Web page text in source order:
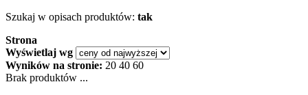
Szukaj w opisach produktów: tak
Strona
Wyświetlaj wg
Wyników na stronie: 20 40 60
Brak produktów ...